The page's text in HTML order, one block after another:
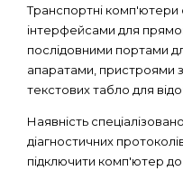
Транспортні комп'ютери
інтерфейсами для
послідовними портами
апаратами, пристроями
текстових табло для
Наявність
діагностичних
підключити комп'ютер до